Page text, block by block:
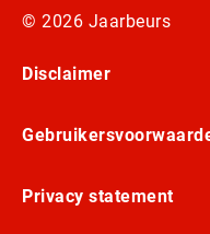
© 2026 Jaarbeurs
Disclaimer
Privacy statement